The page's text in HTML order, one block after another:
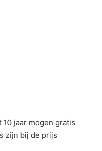
jaar mogen gratis
zijn bij de prijs